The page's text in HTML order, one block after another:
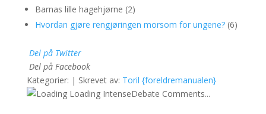
Barnas lille hagehjørne (2)
Hvordan gjøre rengjøringen morsom for ungene?(6)
Del på Twitter
Del på Facebook
Kategorier: | Skrevet av: Toril {foreldremanualen}
Loading IntenseDebate Comments...